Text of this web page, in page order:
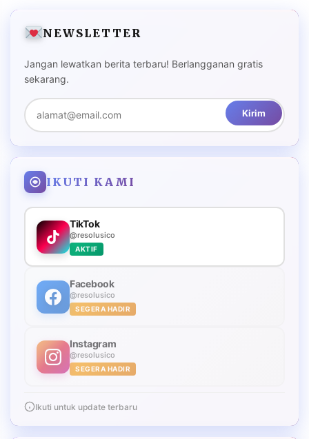
NEWSLETTER
Jangan lewatkan berita terbaru! Berlangganan gratis
sekarang.
Kirim
IKUTI KAMI
TikTok
@resolusico
AKTIF
Facebook
@resolusico
SEGERA HADIR
Instagram
@resolusico
SEGERA HADIR
Ikuti untuk update terbaru